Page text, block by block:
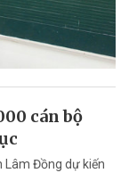
cán bộ
Lâm Đồng dự kiến